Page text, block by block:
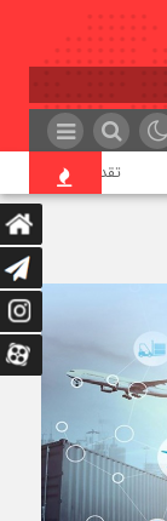
تقدیر معاون اول